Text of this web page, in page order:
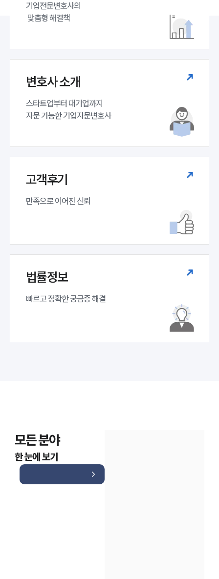
기업전문변호사의
맞춤형 해결책
변호사 소개
스타트업부터 대기업까지
자문 가능한 기업자문변호사
고객후기
만족으로 이어진 신뢰
법률정보
빠르고 정확한 궁금증 해결
모든 분야
한 눈에 보기